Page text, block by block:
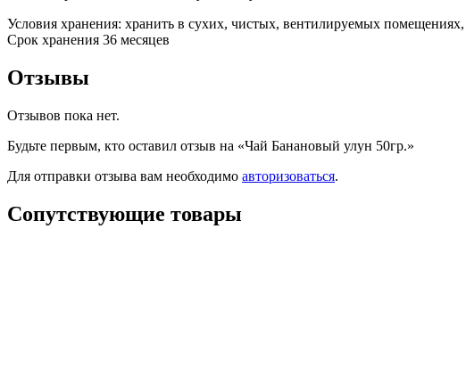
Условия хранения: хранить в сухих, чистых, вентилируемых
Срок хранения 36 месяцев
Отзывы
Отзывов пока нет.
Будьте первым, кто оставил отзыв на «Чай Банановый улун 50гр.»
Для отправки отзыва вам необходимо авторизоваться.
Сопутствующие товары